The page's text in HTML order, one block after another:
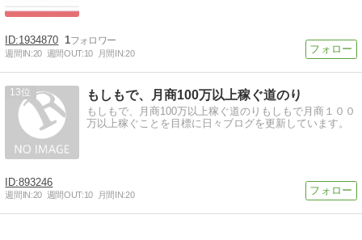
1934870 1
週間IN:20 週間OUT:10 月間IN:20
13 もしもで、月商100万以上稼ぐ道のり
もしもで、月商100万以上稼ぐ道のりもしもで月商１００
万以上稼ぐことを目標に日々ブログを更新しています。
893246
週間IN:20 週間OUT:10 月間IN:20